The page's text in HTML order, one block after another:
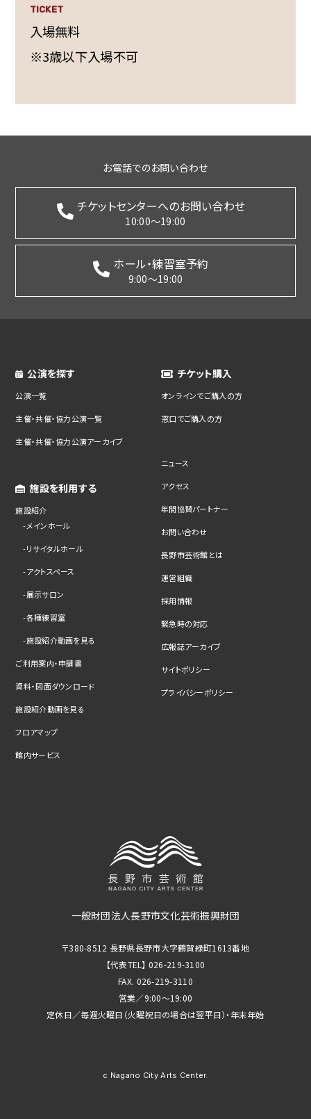
TICKET
入場無料
※3歳以下入場不可
お電話でのお問い合わせ
チケットセンターへのお問い合わせ
10:00～19:00
ホール・練習室予約
9:00～19:00
公演を探す
公演一覧
主催・共催・協力公演一覧
主催・共催・協力公演アーカイブ
施設を利用する
施設紹介
メインホール
リサイタルホール
アクトスペース
展示サロン
各種練習室
施設紹介動画を見る
ご利用案内・申請書
資料・図面ダウンロード
施設紹介動画を見る
フロアマップ
館内サービス
チケット購入
オンラインでご購入の方
窓口でご購入の方
ニュース
アクセス
年間協賛パートナー
お問い合わせ
長野市芸術館とは
運営組織
採用情報
緊急時の対応
広報誌アーカイブ
サイトポリシー
プライバシーポリシー
一般財団法人長野市文化芸術振興財団
〒380-8512 長野県長野市大字鶴賀緑町1613番地
【代表TEL】 026-219-3100
FAX. 026-219-3110
営業／9:00～19:00
定休日／毎週火曜日（火曜祝日の場合は翌平日）・年末年始
c Nagano City Arts Center.